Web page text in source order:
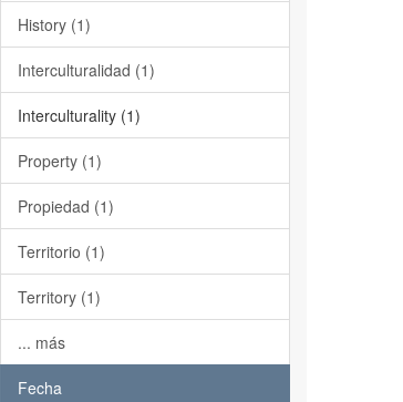
History (1)
Interculturalidad (1)
Interculturality (1)
Property (1)
Propiedad (1)
Territorio (1)
Territory (1)
... más
Fecha